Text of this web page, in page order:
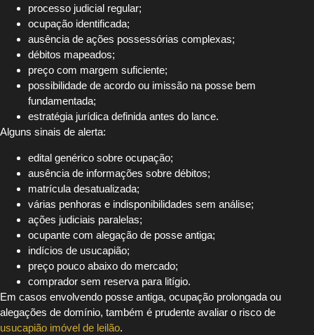
processo judicial regular;
ocupação identificada;
ausência de ações possessórias complexas;
débitos mapeados;
preço com margem suficiente;
possibilidade de acordo ou imissão na posse bem
fundamentada;
estratégia jurídica definida antes do lance.
Alguns sinais de alerta:
edital genérico sobre ocupação;
ausência de informações sobre débitos;
matrícula desatualizada;
várias penhoras e indisponibilidades sem análise;
ações judiciais paralelas;
ocupante com alegação de posse antiga;
indícios de usucapião;
preço pouco abaixo do mercado;
comprador sem reserva para litígio.
Em casos envolvendo posse antiga, ocupação prolongada ou
alegações de domínio, também é prudente avaliar o risco de
usucapião imóvel de leilão.